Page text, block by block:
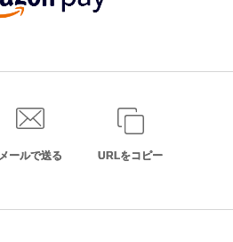
メールで送る URLをコピー